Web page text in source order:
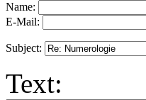
Name:
E-Mail:
Subject:
Text: